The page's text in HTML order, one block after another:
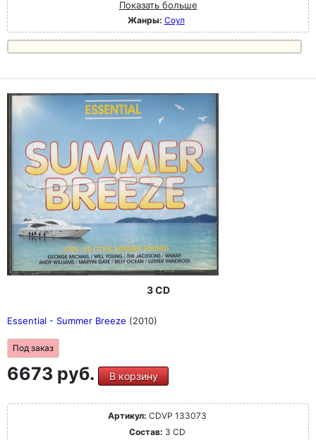
Показать больше
Жанры: Соул
3 CD
Essential - Summer Breeze (2010)
Под заказ
6673 руб. В корзину
Артикул: CDVP 133073
Состав: 3 CD